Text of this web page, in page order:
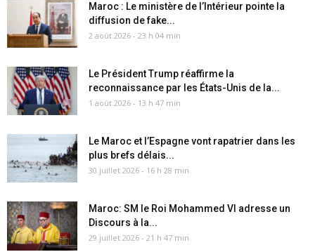
Maroc : Le ministère de l’Intérieur pointe la
diffusion de fake...
2 août 2026 - 23 h 04 min
Le Président Trump réaffirme la
reconnaissance par les États-Unis de la...
1 août 2026 - 13 h 47 min
Le Maroc et l’Espagne vont rapatrier dans les
plus brefs délais...
30 juillet 2026 - 16 h 28 min
Maroc: SM le Roi Mohammed VI adresse un
Discours à la...
29 juillet 2026 - 21 h 47 min